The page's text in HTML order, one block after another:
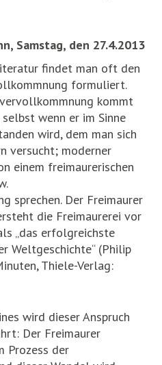
Samstag, den 27.4.2013
findet man oft den
formuliert.
kommt
wenn er im Sinne
wird, dem man sich
versucht; moderner
einem freimaurerischen
sprechen. Der Freimaurer
die Freimaurerei vor
„das erfolgreichste
Weltgeschichte“ (Philip
Thiele-Verlag:
wird dieser Anspruch
Der Freimaurer
Prozess der